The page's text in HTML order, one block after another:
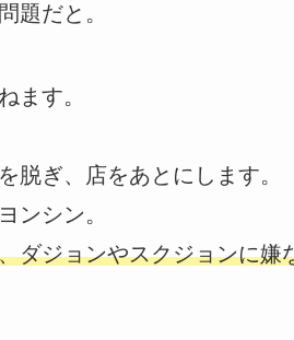
題だと。
ます。
脱ぎ、店をあとにします。
ンシン。
ダジョンやスクジョンに嫌